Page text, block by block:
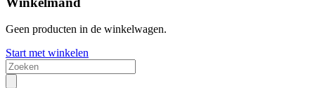
Geen producten in de winkelwagen.
Start met winkelen